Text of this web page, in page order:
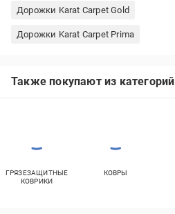
Дорожки Karat Carpet Gold
Дорожки Karat Carpet Prima
Также покупают из категорий
ГРЯЗЕЗАЩИТНЫЕ
КОВРИКИ
КОВРЫ